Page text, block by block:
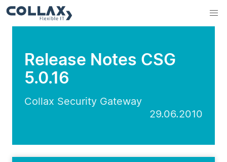
Release Notes CSG
5.0.16
Collax Security Gateway
29.06.2010